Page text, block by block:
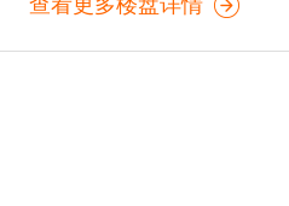
查看更多楼盘详情